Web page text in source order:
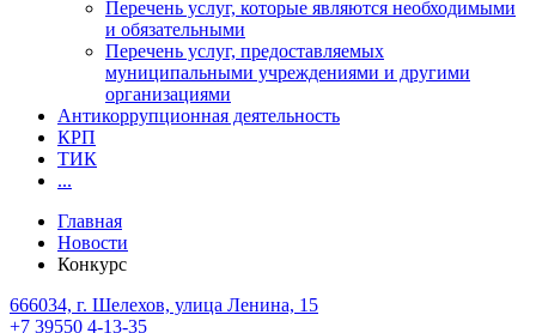
Перечень услуг, которые являются необходимыми
и обязательными
Перечень услуг, предоставляемых
муниципальными учреждениями и другими
организациями
Антикоррупционная деятельность
КРП
ТИК
...
Главная
Новости
Конкурс
666034, г. Шелехов, улица Ленина, 15
+7 39550 4-13-35